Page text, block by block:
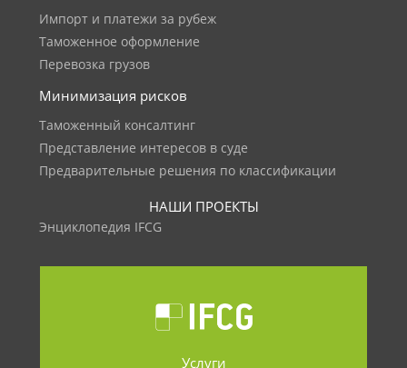
Импорт и платежи за рубеж
Таможенное оформление
Перевозка грузов
Минимизация рисков
Таможенный консалтинг
Представление интересов в суде
Предварительные решения по классификации
НАШИ ПРОЕКТЫ
Энциклопедия IFCG
Услуги